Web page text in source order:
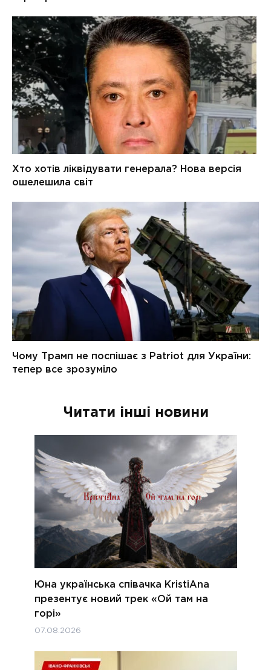
Читати інші новини
Юна українська співачка KristiAna
презентує новий трек «Ой там на
горі»
07.08.2026